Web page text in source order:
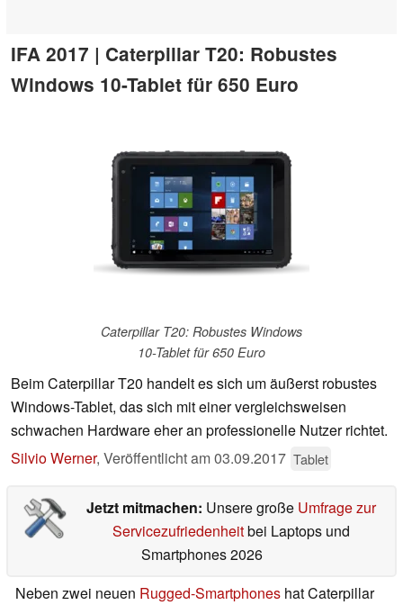
IFA 2017 | Caterpillar T20: Robustes
Windows 10-Tablet für 650 Euro
Caterpillar T20: Robustes Windows
10-Tablet für 650 Euro
Beim Caterpillar T20 handelt es sich um äußerst robustes
Windows-Tablet, das sich mit einer vergleichsweisen
schwachen Hardware eher an professionelle Nutzer richtet.
Silvio Werner, Veröffentlicht am03.09.2017 Tablet
Jetzt mitmachen: Unsere große Umfrage zur
Servicezufriedenheitbei Laptops und
Smartphones 2026
Neben zwei neuen Rugged-Smartphones hat Caterpillar